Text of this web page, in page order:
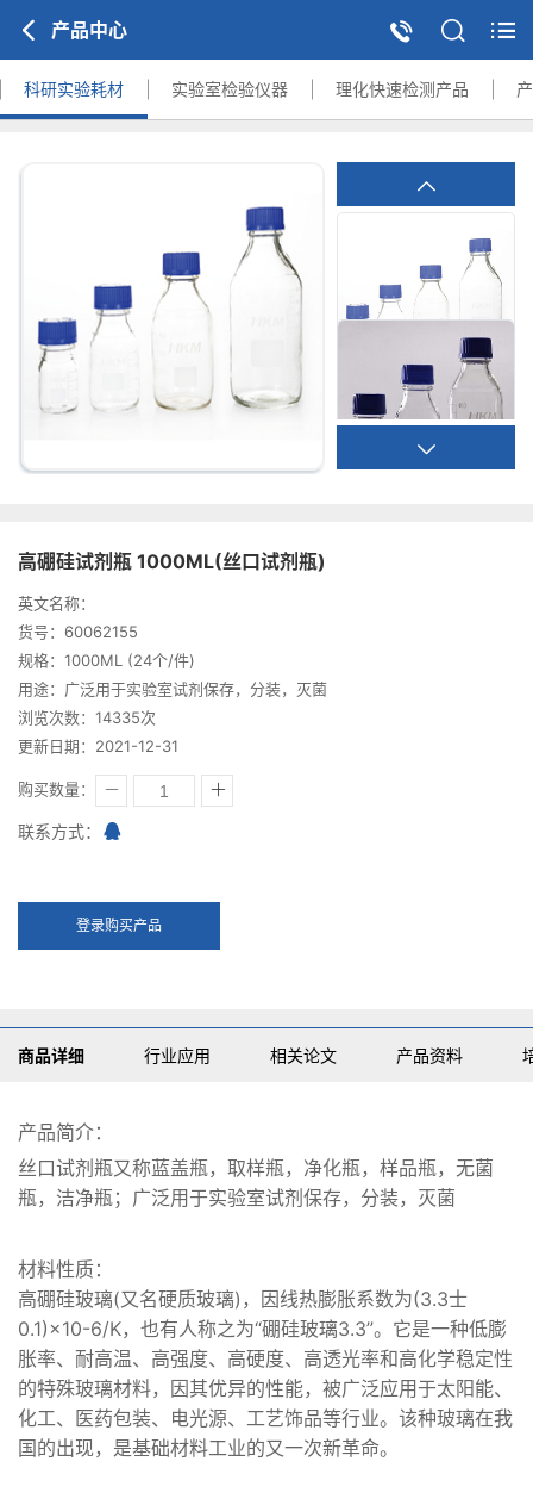
产品中心
科研实验耗材 实验室检验仪器 理化快速检测产品
高硼硅试剂瓶 1000ML(丝口试剂瓶)
英文名称：
货号：60062155
规格：1000ML (24个/件)
用途：广泛用于实验室试剂保存，分装，灭菌
浏览次数：14335次
更新日期：2021-12-31
购买数量：
联系方式：
登录购买产品
商品详细 行业应用 相关论文 产品资料
产品简介：
丝口试剂瓶又称蓝盖瓶，取样瓶，净化瓶，样品瓶，无菌
瓶，洁净瓶；广泛用于实验室试剂保存，分装，灭菌
材料性质：
高硼硅玻璃(又名硬质玻璃) ，因线热膨胀系数为(3.3士
0.1)×10-6/K，也有人称之为“硼硅玻璃3.3”。它是一种低膨
胀率、耐高温、高强度、高硬度、高透光率和高化学稳定性
的特殊玻璃材料，因其优异的性能，被广泛应用于太阳能、
化工、医药包装、电光源、工艺饰品等行业。该种玻璃在我
国的出现，是基础材料工业的又一次新革命。